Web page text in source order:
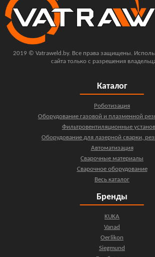
2019 © Vatraweld.by. Все права защищены.
сайта только с разрешения
Каталог
Роботизация
Оборудование газовой и плазменной
Фильтровентиляционные
Оборудование для лазерной сварки,
Автоматизация
Сварочные материалы
Сварочное оборудование
Весь каталог
Бренды
KUKA
Vanad
Oerlikon
Siegmund